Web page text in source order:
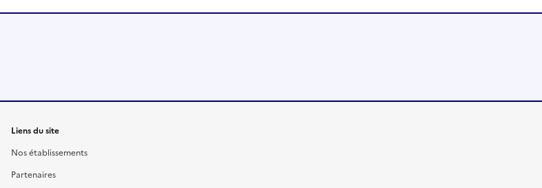
Liens du site
Nos établissements
Partenaires